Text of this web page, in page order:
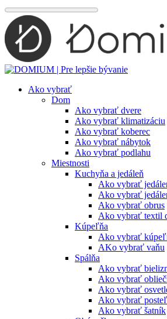
Preskočiť
na
obsah
Ako vybrať
Dom
Ako vybrať dvere
Ako vybrať klimatizáciu
Ako vybrať koberec
Ako vybrať nábytok
Ako vybrať podlahu
Miestnosti
Kuchyňa a jedáleň
Ako vybrať
Ako vybrať
Ako vybrať obrus
Ako vybrať textil
Kúpeľňa
Ako vybrať
AKo vybrať vaňu
Spálňa
Ako vybrať
Ako vybrať
Ako vybrať
Ako vybrať posteľ
Ako vybrať šatník